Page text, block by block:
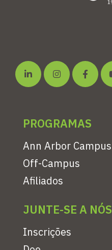
PROGRAMAS
Ann Arbor Campus
Off-Campus
Afiliados
JUNTE-SE A NÓS
Inscrições